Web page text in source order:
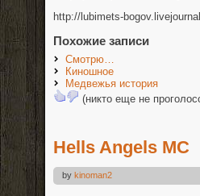
http://lubimets-
Похожие записи
Смотрю…
Киношное
Медвежья история
(никто еще не
Hells Angels MC
by kinoman2